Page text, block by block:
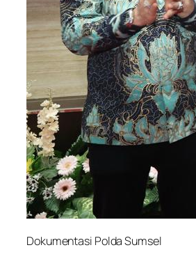
Dokumentasi Polda Sumsel